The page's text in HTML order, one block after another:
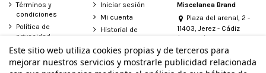
Términos y
condiciones
Política de
privacidad
Aviso legal
Política de
cookies
Iniciar sesión
Mi cuenta
Historial de
Contacte con
nosotros
Miscelanea Brand
Plaza del arenal, 2 -
11403, Jerez - Cádiz
(España)
956 155 340
info@miscelanea.online
Este sitio web utiliza cookies propias y de terceros para
mejorar nuestros servicios y mostrarle publicidad relacionada